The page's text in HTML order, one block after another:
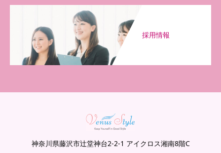
採用情報
神奈川県藤沢市辻堂神台2-2-1 アイクロス湘南8階C